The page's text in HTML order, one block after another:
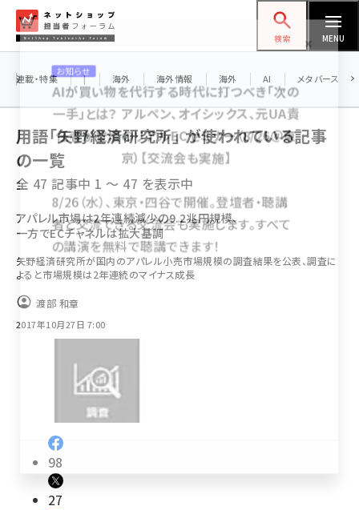
ン
ネットショップ担当者フォーラム
検索 MENU
amazon (2259)
yahoo (1908)
楽天 (1876)
ecbeing (1211)
アスクル (1122)
base (1083)
revico (744)
連載・特集 | 海外 海外情報 海外 AI メタバース
用語「矢野経済研究所」 が使われている記事
の一覧
全 47 記事中 1 ～ 47 を表示中
アパレル市場は2年連続減少の9.2兆円規模、
一方でECチャネルは拡大基調
矢野経済研究所が国内のアパレル小売市場規模の調査結果を公表、調査に
よると市場規模は2年連続のマイナス成長
渡部 和章
2017年10月27日 7:00
98
27
お知らせ
AIが買い物を代行する時代に打つべき「次の
一手」とは？ アルペン、オイシックス、元UA責
任者が登壇のリアルECセミナー（8/26＠東
京）【交流会も実施】
8/26（水）、東京・四谷で開催。登壇者・聴講
者と交流できる交流会も実施します。すべて
の講演を無料で聴講できます！